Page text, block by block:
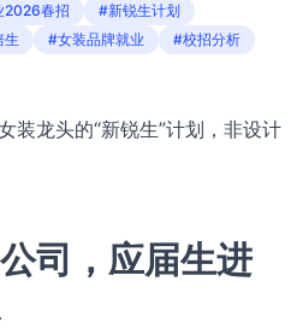
2026春招
#新锐生计划
生 #女装品牌就业 #校招分析
装龙头的“新锐生”计划，非设计
司，应届生进